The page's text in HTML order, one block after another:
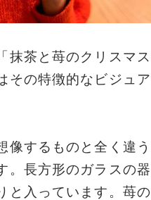
抹茶と苺のクリスマス
その特徴的なビジュア
像するものと全く違う
。長方形のガラスの器
と入っています。苺の